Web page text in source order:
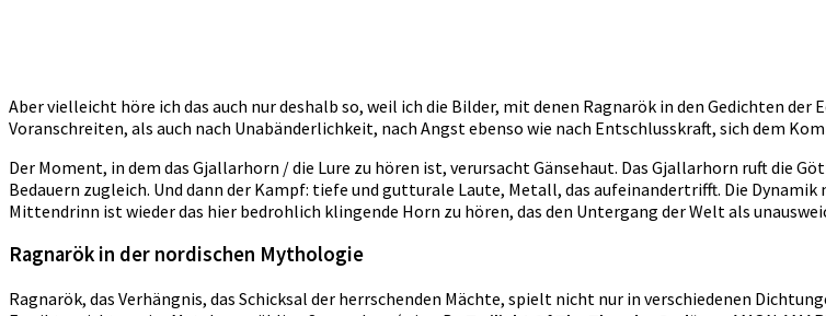
Aber vielleicht höre ich das auch nur deshalb so, weil ich die Bilder, mit denen Ragnarök in den Gedichten
Voranschreiten, als auch nach Unabänderlichkeit, nach Angst ebenso wie nach Entschlusskraft, sich dem
Der Moment, in dem das Gjallarhorn / die Lure zu hören ist, verursacht Gänsehaut. Das Gjallarhorn ruft die
Bedauern zugleich. Und dann der Kampf: tiefe und gutturale Laute, Metall, das aufeinandertrifft. Die
Mittendrinn ist wieder das hier bedrohlich klingende Horn zu hören, das den Untergang der Welt als
Ragnarök in der nordischen Mythologie
Ragnarök, das Verhängnis, das Schicksal der herrschenden Mächte, spielt nicht nur in verschiedenen